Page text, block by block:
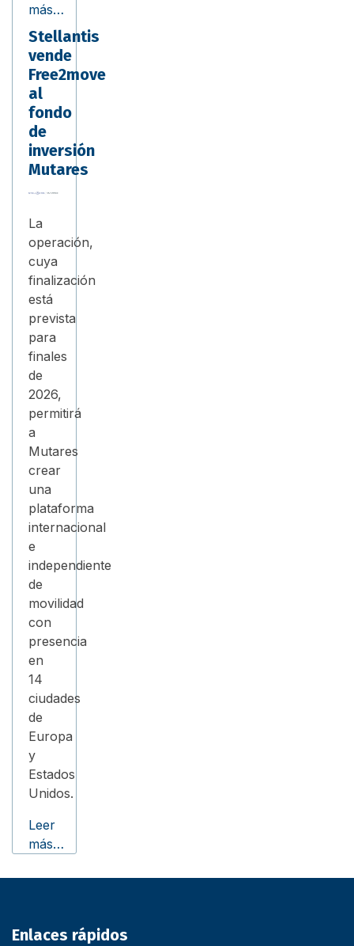
más…
Stellantis
vende
Free2move
al
fondo
de
inversión
Mutares
La
operación,
cuya
finalización
está
prevista
para
finales
de
2026,
permitirá
a
Mutares
crear
una
plataforma
internacional
e
independiente
de
movilidad
con
presencia
en
14
ciudades
de
Europa
y
Estados
Unidos.
Leer
más…
Enlaces rápidos